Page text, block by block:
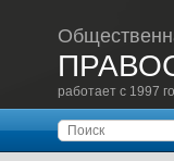
работает с 1997
Поиск